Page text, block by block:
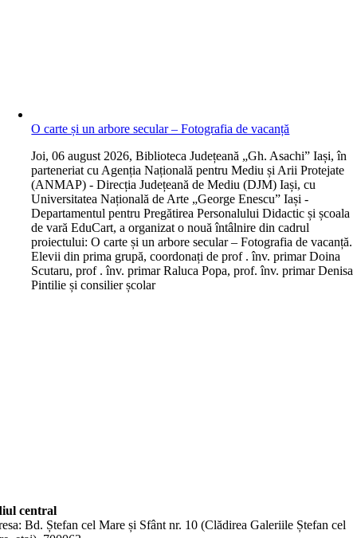
O carte și un arbore secular – Fotografia de vacanță
Joi, 06 august 2026, Biblioteca Județeană „Gh. Asachi” Iași, în
parteneriat cu Agenția Națională pentru Mediu și Arii Protejate
(ANMAP) - Direcția Județeană de Mediu (DJM) Iași, cu
Universitatea Națională de Arte „George Enescu” Iași -
Departamentul pentru Pregătirea Personalului Didactic și școala
de vară EduCart, a organizat o nouă întâlnire din cadrul
proiectului: O carte și un arbore secular – Fotografia de vacanță.
Elevii din prima grupă, coordonați de prof . înv. primar Doina
Scutaru, prof . înv. primar Raluca Popa, prof. înv. primar Denisa
Pintilie și consilier școlar
central
Bd. Ștefan cel Mare și Sfânt nr. 10 (Clădirea Galeriile Ștefan cel